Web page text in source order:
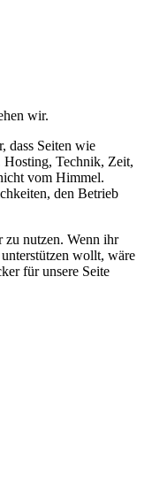
wir.
dass Seiten wie
Hosting, Technik, Zeit,
vom Himmel.
den Betrieb
zu nutzen. Wenn ihr
wollt, wäre
für unsere Seite